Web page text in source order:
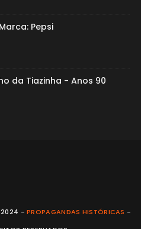
Pepsi
da Tiazinha - Anos 90
-PROPAGANDAS HISTÓRICAS -